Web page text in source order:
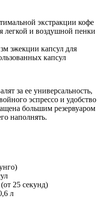
экстракции кофе
легкой и воздушной пенки
эжекции капсул для
капсул
за ее универсальность,
эспрессо и удобство
большим резервуаром
наполнять.
25 секунд)
л